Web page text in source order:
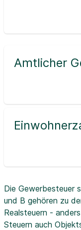
Amtlicher
Die Gewerbesteuer
und B gehören zu
Realsteuern -
Steuern auch